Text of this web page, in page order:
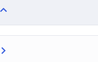
وحياته لأعلى مما يتوقع، والتي